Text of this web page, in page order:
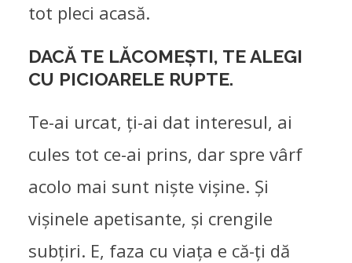
tot pleci acasă.
DACĂ TE LĂCOMEȘTI, TE ALEGI
CU PICIOARELE RUPTE.
Te-ai urcat, ți-ai dat interesul, ai
cules tot ce-ai prins, dar spre vârf
acolo mai sunt niște vișine. Și
vișinele apetisante, și crengile
subțiri. E, faza cu viața e că-ți dă